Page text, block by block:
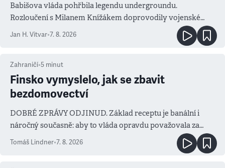
Babišova vláda pohřbila legendu undergroundu.
Rozloučení s Milanem Knížákem doprovodily vojenské
salvy i kritika pokrokářů
Jan H. Vitvar•7. 8. 2026
Zahraničí•5 minut
Finsko vymyslelo, jak se zbavit
bezdomovectví
DOBRÉ ZPRÁVY ODJINUD. Základ receptu je banální i
náročný současně: aby to vláda opravdu považovala za
prioritu
Tomáš Lindner•7. 8. 2026